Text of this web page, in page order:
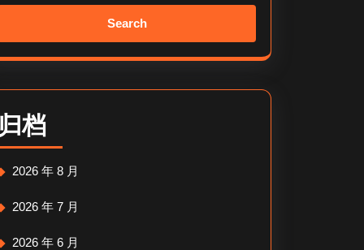
归档
2026 年 8 月
2026 年 7 月
2026 年 6 月